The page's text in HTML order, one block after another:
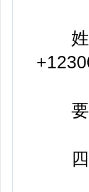
姓名
要求
四